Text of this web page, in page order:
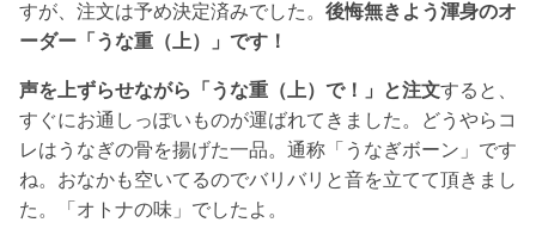
すが、注文は予め決定済みでした。 後悔無きよう渾身のオ
ーダー「うな重（上）」です！
声を上ずらせながら「うな重（上）で！」と注文すると、
すぐにお通しっぽいものが運ばれてきました。どうやらコ
レはうなぎの骨を揚げた一品。通称「うなぎボーン」です
ね。おなかも空いてるのでバリバリと音を立てて頂きまし
た。「オトナの味」でしたよ。